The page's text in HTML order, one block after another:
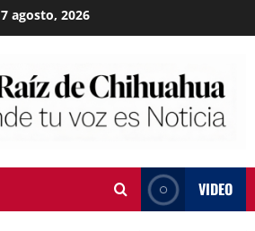
7 agosto, 2026
VIDEO